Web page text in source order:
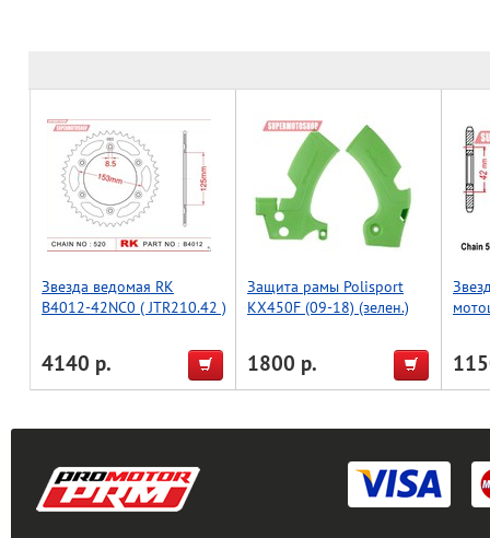
Звезда ведомая RK
B4012-42NC0 ( JTR210.42 )
4140 р.
Защита рамы Polisport
KX450F (09-18) (зелен.)
1800 р.